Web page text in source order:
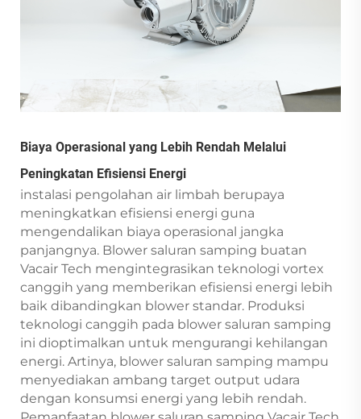
Biaya Operasional yang Lebih Rendah Melalui
Peningkatan Efisiensi Energi
instalasi pengolahan air limbah berupaya
meningkatkan efisiensi energi guna
mengendalikan biaya operasional jangka
panjangnya. Blower saluran samping buatan
Vacair Tech mengintegrasikan teknologi vortex
canggih yang memberikan efisiensi energi lebih
baik dibandingkan blower standar. Produksi
teknologi canggih pada blower saluran samping
ini dioptimalkan untuk mengurangi kehilangan
energi. Artinya, blower saluran samping mampu
menyediakan ambang target output udara
dengan konsumsi energi yang lebih rendah.